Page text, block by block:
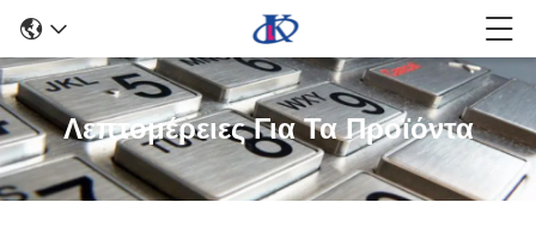
Λεπτομέρειες Για Τα Προϊόντα